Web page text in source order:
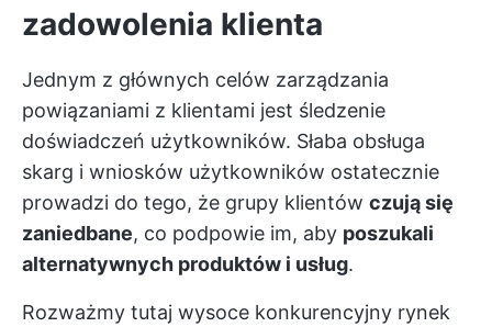
zadowolenia klienta
Jednym z głównych celów zarządzania
powiązaniami z klientami jest śledzenie
doświadczeń użytkowników. Słaba obsługa
skarg i wniosków użytkowników ostatecznie
prowadzi do tego, że grupy klientów czują się
zaniedbane, co podpowie im, aby poszukali
alternatywnych produktów i usług.
Rozważmy tutaj wysoce konkurencyjny rynek